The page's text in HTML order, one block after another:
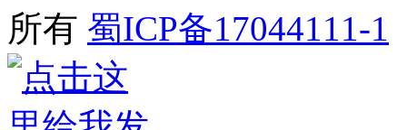
所有 蜀ICP备17044111-1